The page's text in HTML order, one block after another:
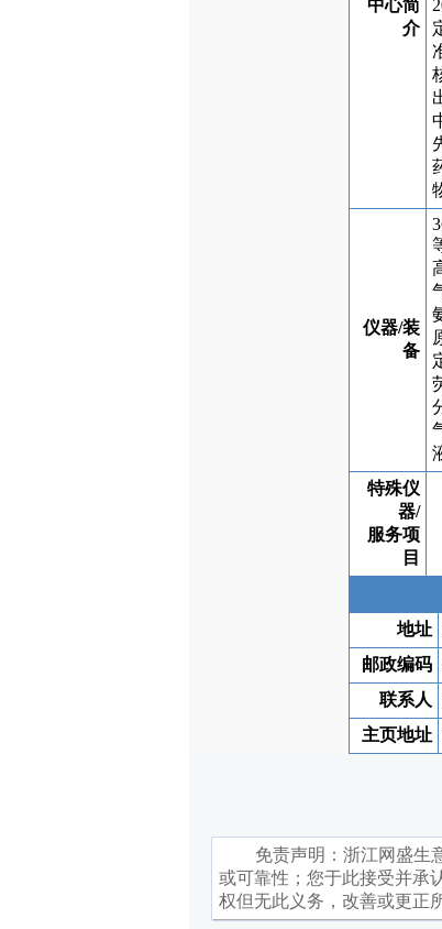
中心简
介
仪器/装
备
特殊仪
器/
服务项
目
地址
邮政编码
联系人
主页地址
免责声明： 浙江网盛生
或可靠性；您于此接受并承
权但无此义务，改善或更正